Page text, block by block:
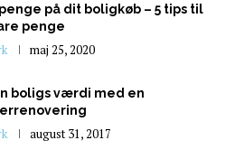
på dit boligkøb – 5 tips til
penge
maj 25, 2020
boligs værdi med en
august 31, 2017